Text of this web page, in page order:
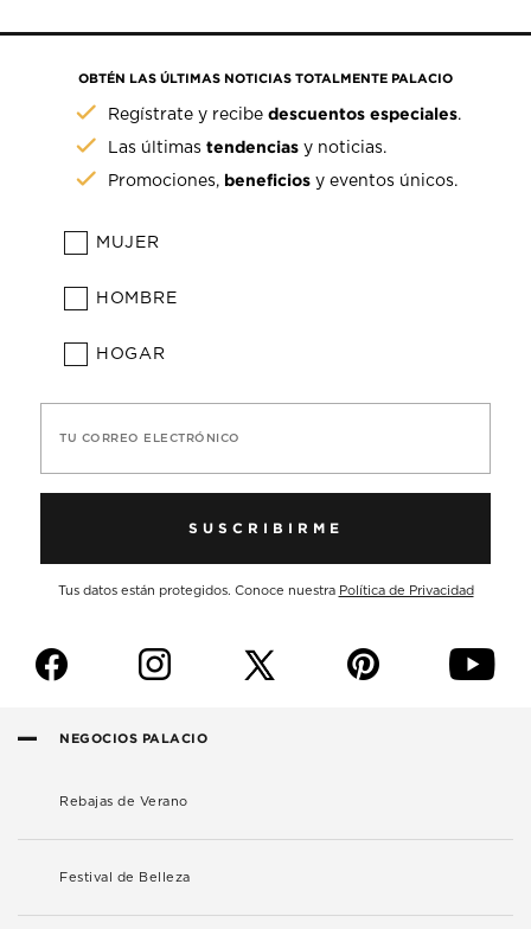
OBTÉN LAS ÚLTIMAS NOTICIAS TOTALMENTE PALACIO
Regístrate y recibedescuentos especiales.
Las últimastendencias y noticias.
Promociones, beneficios y eventos únicos.
MUJER
HOMBRE
HOGAR
TU CORREO ELECTRÓNICO
SUSCRIBIRME
Tus datos están protegidos. Conoce nuestra Política de Privacidad
f i p y
NEGOCIOS PALACIO
Rebajas de Verano
Festival de Belleza